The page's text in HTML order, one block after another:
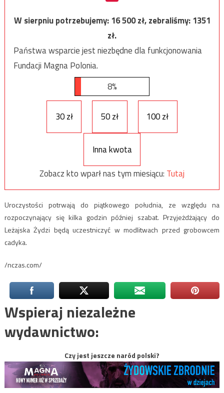
W sierpniu potrzebujemy:16 500zł, zebraliśmy:1351
zł.
Państwa wsparcie jest niezbędne dla funkcjonowania
Fundacji Magna Polonia.
8%
30 zł 50 zł 100 zł
Inna kwota
Zobacz kto wparł nas tym miesiącu: Tutaj
Uroczystości potrwają do piątkowego południa, ze względu na
rozpoczynający się kilka godzin później szabat. Przyjeżdżający do
Leżajska Żydzi będą uczestniczyć w modlitwach przed grobowcem
cadyka.
/nczas.com/
Wspieraj niezależne
wydawnictwo:
Czy jest jeszcze naród polski?